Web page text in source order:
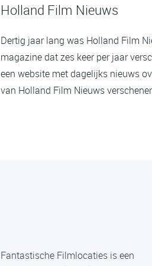
Holland Film Nieuws
Dertig jaar lang was Holland Film
magazine dat zes keer per jaar
een website met dagelijks nieuws
van Holland Film Nieuws
Fantastische Filmlocaties is een